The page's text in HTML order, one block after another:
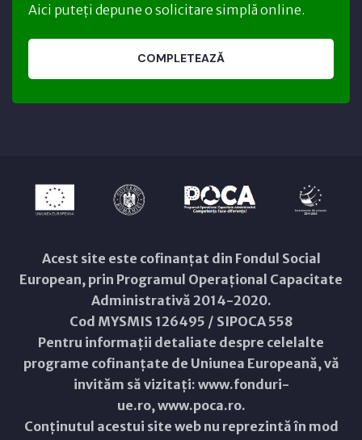
Aici puteți depune o solicitare simplă online.
COMPLETEAZĂ
Acest site este cofinanțat din Fondul Social
European, prin Programul Operațional Capacitate
Administrativă 2014-2020.
Cod MYSMIS 126495 / SIPOCA 558
Pentru informații detaliate despre celelalte
programe cofinanțate de Uniunea Europeană, vă
invităm să vizitați: www.fonduri-
ue.ro,www.poca.ro.
Conținutul acestui site web nu reprezintă în mod